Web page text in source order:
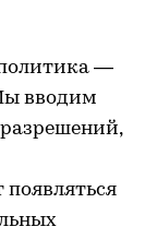
политика —
вводим